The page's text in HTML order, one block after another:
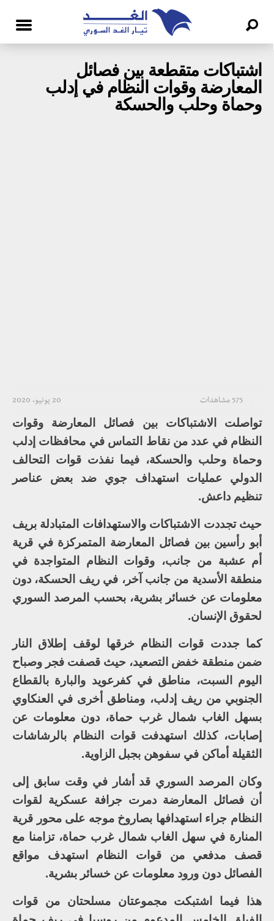
اشتباكات متقطعة بين فصائل
المعارضة وقوات النظام في إدلب
وحماة وحلب والحسكة
20 يونيو، 2020 575 مشاهدات
تواصلت الاشتباكات بين فصائل المعارضة وقوات
النظام في عدد من نقاط التماس في محافظات إدلب
وحماة وحلب والحسكة، فيما نفذت قوات التحالف
الدولي عمليات استهداف جوي ضد بعض عناصر
تنظيم داعش.
حيث تجددت الاشتباكات والاستهدافات المتبادلة بريف
أبو رأسين بين فصائل المعارضة المتمركزة في قرية
أم عشبة من جانب، وقوات النظام المتواجدة في
منطقة الأسدية من جانب آخر، في ريف الحسكة، دون
معلومات عن خسائر بشرية، بحسب المرصد السوري
لحقوق الإنسان.
كما جددت قوات النظام خرقها لوقف إطلاق النار
ضمن منطقة خفض التصعيد، حيث قصفت فجر وصباح
اليوم السبت، مناطق في كفرعويد والبارة بالقطاع
الجنوبي من ريف إدلب، ومناطق أخرى في العنكاوي
بسهل الغاب شمال غرب حماة، دون معلومات عن
إصابات، كذلك استهدفت قوات النظام بالرشاشات
الثقيلة أماكن في سفوهن بجبل الزاوية.
وكان المرصد السوري قد أشار في وقت سابق إلى
أن فصائل المعارضة دمرت جرافة عسكرية لقوات
النظام جراء استهدافها بصاروخ موجه على محور قرية
المنارة في سهل الغاب شمال غرب حماة، تزامنا مع
قصف مدفعي من قوات النظام استهدف مواقع
الفصائل دون ورود معلومات عن خسائر بشرية.
هذا فيما اشتبكت مجموعتان مسلحتان من قوات